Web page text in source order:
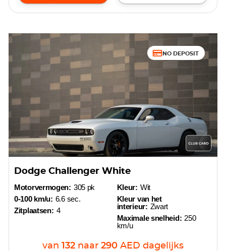
NO DEPOSIT
Dodge Challenger White
Motorvermogen: 305 pk
0-100 km/u: 6.6 sec.
Zitplaatsen: 4
Kleur: Wit
Kleur van het
interieur: Zwart
Maximale snelheid: 250
km/u
van 132 naar 290 AED dagelijks